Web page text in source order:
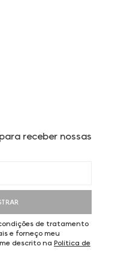
receber nossas
de tratamento
e forneço meu
descrito na Política de